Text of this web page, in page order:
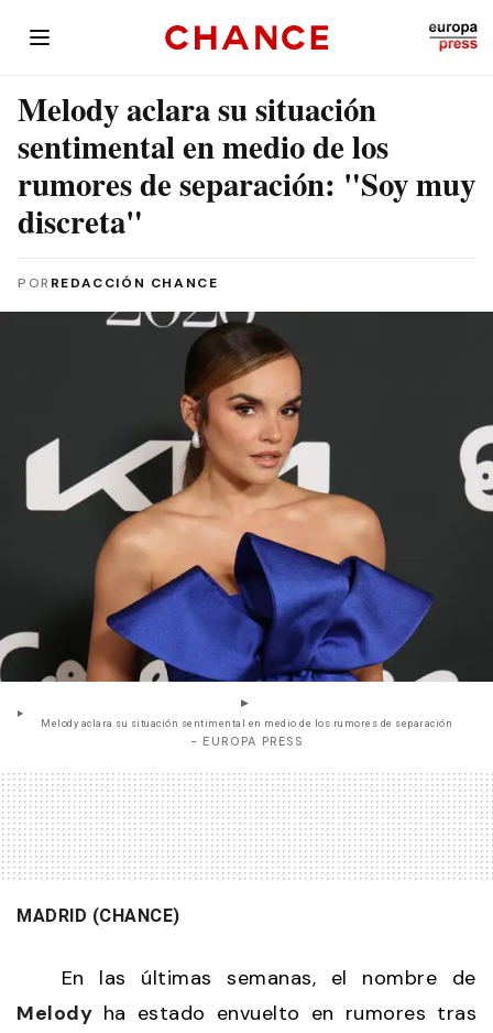
Melody aclara su situación
sentimental en medio de los
rumores de separación: "Soy muy
discreta"
POR REDACCIÓN CHANCE
Melody aclara su situación sentimental en medio de los rumores de separación
- EUROPA PRESS
MADRID (CHANCE)
En las últimas semanas, el nombre de
Melody ha estado envuelto en rumores tras